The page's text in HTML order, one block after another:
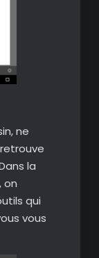
ne
la
on
qui
vous